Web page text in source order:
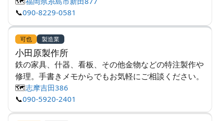
📞090-8229-0581
可也 製造業
小田原製作所
鉄の家具、什器、看板、その他金物などの特注製作や
修理。手書きメモからでもお気軽にご相談ください。
🗺️志摩吉田386
📞090-5920-2401